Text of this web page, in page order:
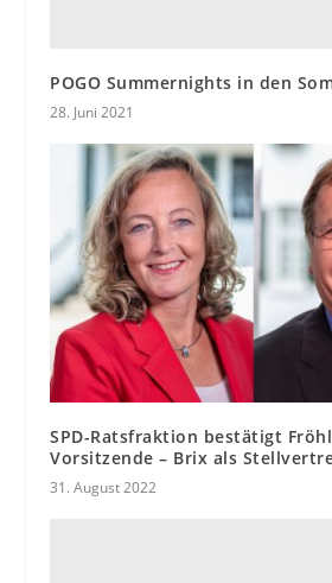
POGO Summernights in den
28. Juni 2021
SPD-Ratsfraktion bestätigt
Vorsitzende – Brix als
31. August 2022